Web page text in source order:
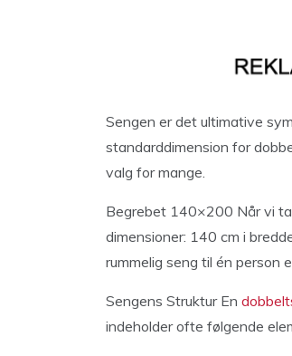
Sengen er det ultimative
standarddimension for
valg for mange.
Begrebet 140×200 Når vi
dimensioner: 140 cm i
rummelig seng til én person
Sengens Struktur En
indeholder ofte følgende